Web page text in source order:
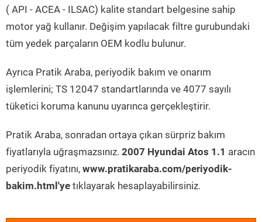
( API - ACEA - ILSAC) kalite standart belgesine sahip
motor yağ kullanır. Değişim yapılacak filtre gurubundaki
tüm yedek parçaların OEM kodlu bulunur.
Ayrıca Pratik Araba, periyodik bakım ve onarım
işlemlerini; TS 12047 standartlarında ve 4077 sayılı
tüketici koruma kanunu uyarınca gerçekleştirir.
Pratik Araba, sonradan ortaya çıkan sürpriz bakım
fiyatlarıyla uğraşmazsınız. 2007 Hyundai Atos 1.1 aracın
periyodik fiyatını, www.pratikaraba.com/periyodik-
bakim.html'ye tıklayarak hesaplayabilirsiniz.